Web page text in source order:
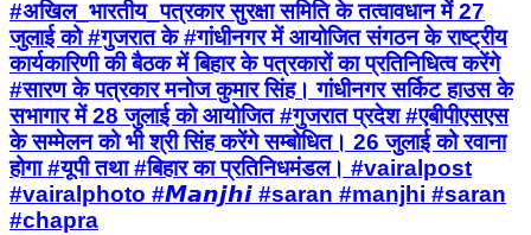
#अखिल_भारतीय_पत्रकार सुरक्षा समिति के तत्वावधान में 27
जुलाई को #गुजरात के #गांधीनगर में आयोजित संगठन के राष्ट्रीय
कार्यकारिणी की बैठक में बिहार के पत्रकारों का प्रतिनिधित्व करेंगे
#सारण के पत्रकार मनोज कुमार सिंह। गांधीनगर सर्किट हाउस के
सभागार में 28 जुलाई को आयोजित #गुजरात प्रदेश #एबीपीएसएस
के सम्मेलन को भी श्री सिंह करेंगे सम्बोधित। 26 जुलाई को रवाना
होगा #यूपी तथा #बिहार का प्रतिनिधमंडल। #vairalpost
#vairalphoto #𝙈𝙖𝙣𝙟𝙝𝙞 #saran #manjhi #saran
#chapra